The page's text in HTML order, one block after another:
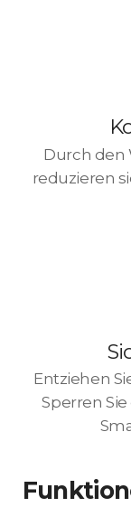
Durch den
reduzieren
Entziehen
Sperren